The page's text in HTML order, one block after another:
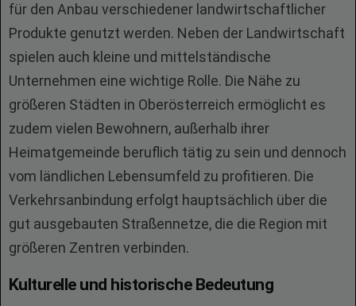
für den Anbau verschiedener landwirtschaftlicher
Produkte genutzt werden. Neben der Landwirtschaft
spielen auch kleine und mittelständische
Unternehmen eine wichtige Rolle. Die Nähe zu
größeren Städten in Oberösterreich ermöglicht es
zudem vielen Bewohnern, außerhalb ihrer
Heimatgemeinde beruflich tätig zu sein und dennoch
vom ländlichen Lebensumfeld zu profitieren. Die
Verkehrsanbindung erfolgt hauptsächlich über die
gut ausgebauten Straßennetze, die die Region mit
größeren Zentren verbinden.
Kulturelle und historische Bedeutung